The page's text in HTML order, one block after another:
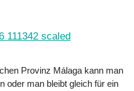
Provinz Málaga kann man
oder man bleibt gleich für ein